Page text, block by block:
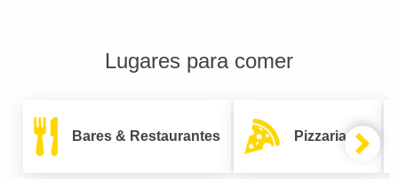
Lugares para comer
Bares & Restaurantes Pizzarias